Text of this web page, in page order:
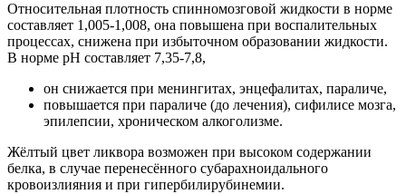
Относительная плотность спинномозговой жидкости в норме
составляет 1,005-1,008, она повышена при воспалительных
процессах, снижена при избыточном образовании жидкости.
В норме рН составляет 7,35-7,8,
он снижается при менингитах, энцефалитах, параличе,
повышается при параличе (до лечения), сифилисе мозга,
эпилепсии, хроническом алкоголизме.
Жёлтый цвет ликвора возможен при высоком содержании
белка, в случае перенесённого субарахноидального
кровоизлияния и при гипербилирубинемии.